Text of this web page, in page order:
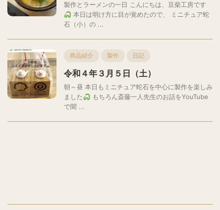
製作とラーメンの一日 こんにちは、豆柴工房です
本日は明け方に目が覚めたので、 ミニチュア蛇
石（小）の ...
商品紹介 製作 日記
令和４年３月５日（土）
朝～昼 本日もミニチュア蛇石を中心に製作を楽しみ
ました
もちろん斎藤一人先生のお話をYouTube
で聞 ...